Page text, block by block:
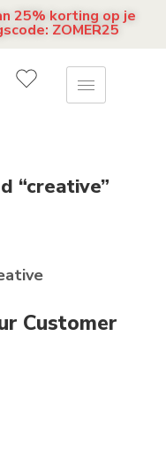
25% korting op je
ZOMER25
“creative”
Customer